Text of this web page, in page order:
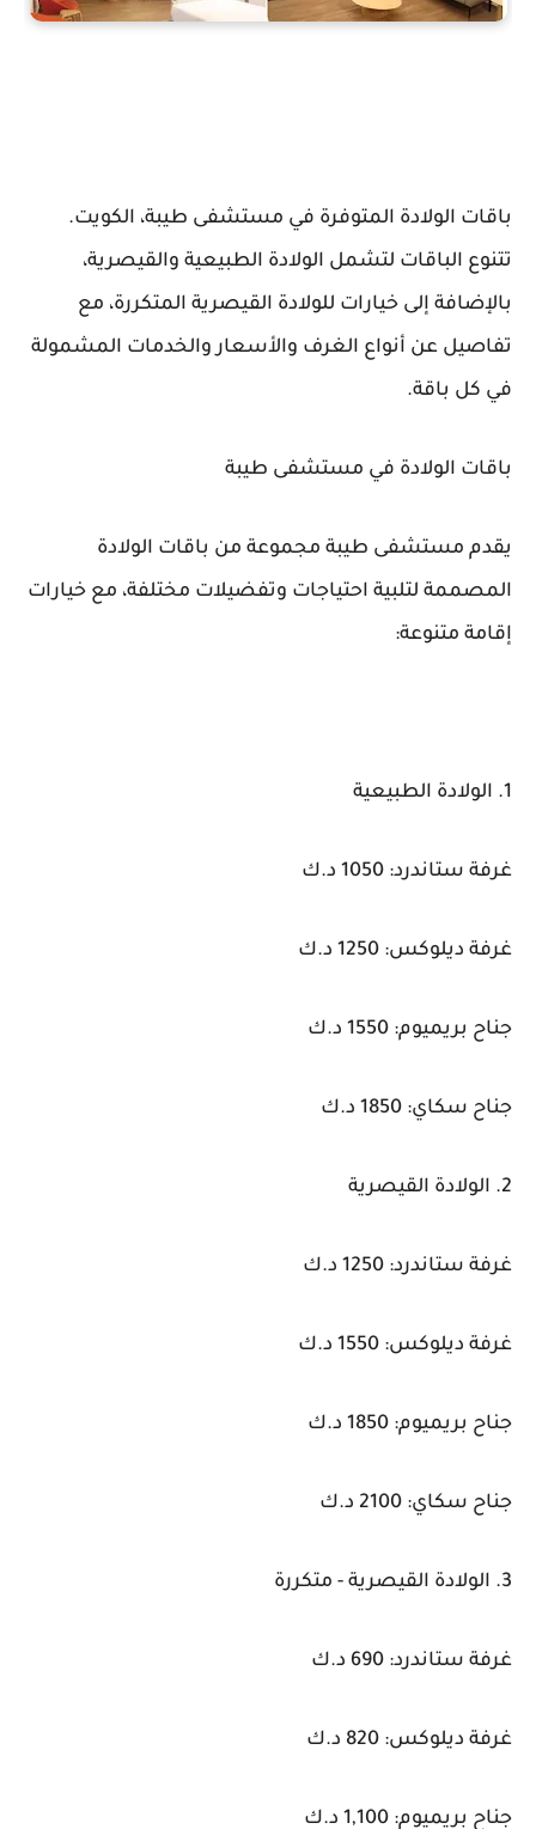
باقات الولادة المتوفرة في مستشفى طيبة، الكويت.
تتنوع الباقات لتشمل الولادة الطبيعية والقيصرية،
بالإضافة إلى خيارات للولادة القيصرية المتكررة، مع
تفاصيل عن أنواع الغرف والأسعار والخدمات المشمولة
في كل باقة.
باقات الولادة في مستشفى طيبة
يقدم مستشفى طيبة مجموعة من باقات الولادة
المصممة لتلبية احتياجات وتفضيلات مختلفة، مع خيارات
إقامة متنوعة:
1. الولادة الطبيعية
غرفة ستاندرد: 1050 د.ك
غرفة ديلوكس: 1250 د.ك
جناح بريميوم: 1550 د.ك
جناح سكاي: 1850 د.ك
2. الولادة القيصرية
غرفة ستاندرد: 1250 د.ك
غرفة ديلوكس: 1550 د.ك
جناح بريميوم: 1850 د.ك
جناح سكاي: 2100 د.ك
3. الولادة القيصرية - متكررة
غرفة ستاندرد: 690 د.ك
غرفة ديلوكس: 820 د.ك
جناح بريميوم: 1,100 د.ك